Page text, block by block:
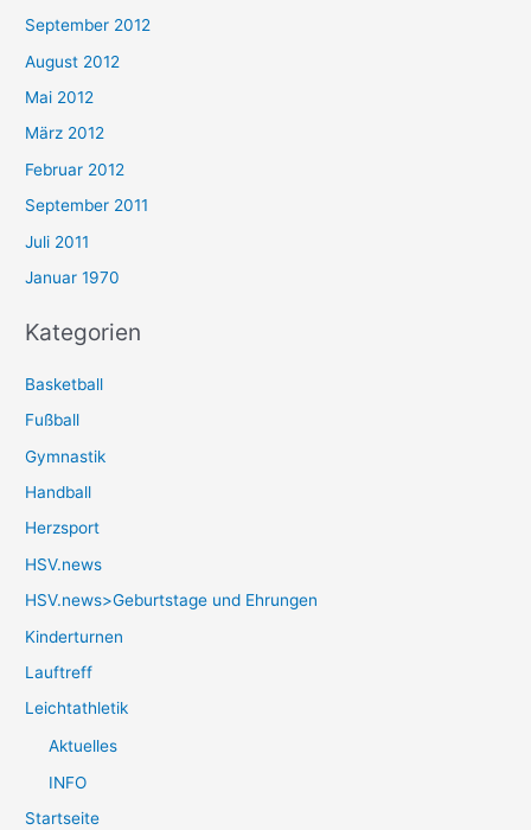
September 2012
August 2012
Mai 2012
März 2012
Februar 2012
September 2011
Juli 2011
Januar 1970
Kategorien
Basketball
Fußball
Gymnastik
Handball
Herzsport
HSV.news
HSV.news>Geburtstage und Ehrungen
Kinderturnen
Lauftreff
Leichtathletik
Aktuelles
INFO
Startseite